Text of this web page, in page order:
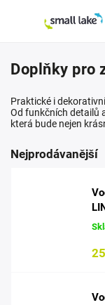
Doplňky pro
Praktické i
Od funkčních detailů
která bude nejen
Nejprodávanější